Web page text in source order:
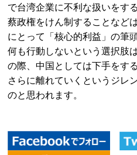
で台湾企業に不利な扱いをす
蔡政権をけん制することなど
にとって「核心的利益」の筆
何も行動しないという選択肢
の際、中国としては下手をす
さらに離れていくというジレ
のと思われます。